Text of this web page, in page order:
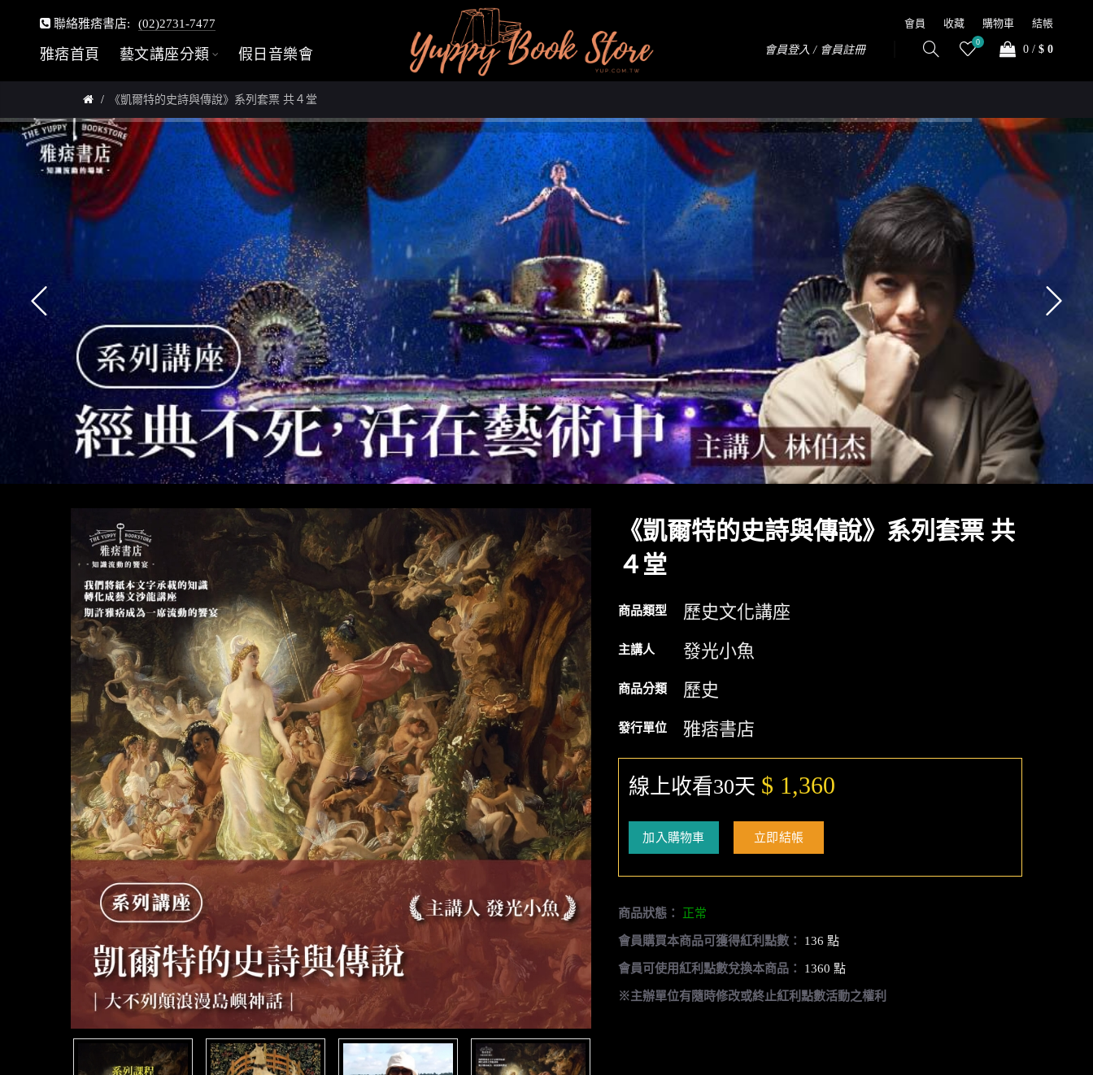
聯絡雅痞書店: (02)2731-7477
雅痞首頁 藝文講座分類 假日音樂會
會員 收藏 購物車 結帳
會員登入 / 會員註冊
0
0 / $ 0
《凱爾特的史詩與傳說》系列套票 共４堂
《凱爾特的史詩與傳說》系列套票 共
４堂
商品類型 歷史文化講座
主講人 發光小魚
商品分類 歷史
發行單位 雅痞書店
線上收看30天 $ 1,360
加入購物車 立即結帳
商品狀態： 正常
會員購買本商品可獲得紅利點數： 136 點
會員可使用紅利點數兌換本商品： 1360 點
※主辦單位有隨時修改或終止紅利點數活動之權利